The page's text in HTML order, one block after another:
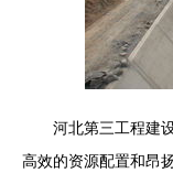
河北第三工程建
高效的资源配置和昂